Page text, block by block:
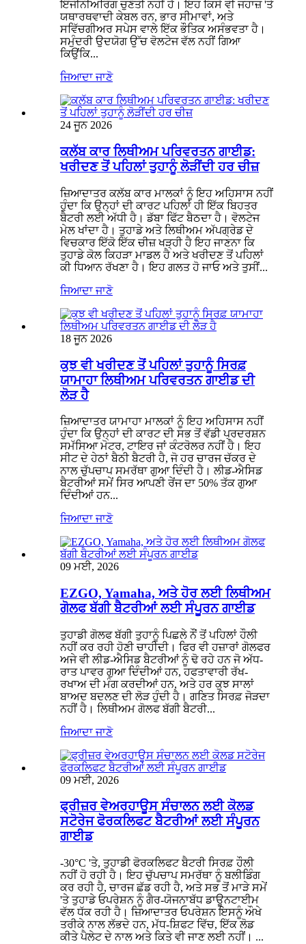
ਇੰਜੀਨੀਅਰਿੰਗ ਚੁਣੌਤੀ ਨਹੀਂ ਹੈ। ਇਹ ਕਿਸੇ ਵੀ ਜਹਾਜ਼ 'ਤੇ
ਯਥਾਰਥਵਾਦੀ ਕੇਬਲ ਰਨ, ਭਾਰ ਸੀਮਾਵਾਂ, ਅਤੇ
ਸਵਿੱਚਗੀਅਰ ਸਪੇਸ ਵਾਲੇ ਇੱਕ ਭੌਤਿਕ ਅਸੰਭਵਤਾ ਹੈ।
ਸਮੁੰਦਰੀ ਉਦਯੋਗ ਉੱਚ ਵੋਲਟੇਜ ਵੱਲ ਨਹੀਂ ਗਿਆ
ਕਿਉਂਕਿ...
ਜਿਆਦਾ ਜਾਣੋ
24 ਜੂਨ 2026
ਕਲੱਬ ਕਾਰ ਲਿਥੀਅਮ ਪਰਿਵਰਤਨ ਗਾਈਡ:
ਖਰੀਦਣ ਤੋਂ ਪਹਿਲਾਂ ਤੁਹਾਨੂੰ ਲੋੜੀਂਦੀ ਹਰ ਚੀਜ਼
ਜ਼ਿਆਦਾਤਰ ਕਲੱਬ ਕਾਰ ਮਾਲਕਾਂ ਨੂੰ ਇਹ ਅਹਿਸਾਸ ਨਹੀਂ
ਹੁੰਦਾ ਕਿ ਉਨ੍ਹਾਂ ਦੀ ਕਾਰਟ ਪਹਿਲਾਂ ਹੀ ਇੱਕ ਬਿਹਤਰ
ਬੈਟਰੀ ਲਈ ਅੱਧੀ ਹੈ। ਡੱਬਾ ਫਿੱਟ ਬੈਠਦਾ ਹੈ। ਵੋਲਟੇਜ
ਮੇਲ ਖਾਂਦਾ ਹੈ। ਤੁਹਾਡੇ ਅਤੇ ਲਿਥੀਅਮ ਅੱਪਗ੍ਰੇਡ ਦੇ
ਵਿਚਕਾਰ ਇੱਕੋ ਇੱਕ ਚੀਜ਼ ਖੜ੍ਹੀ ਹੈ ਇਹ ਜਾਣਨਾ ਕਿ
ਤੁਹਾਡੇ ਕੋਲ ਕਿਹੜਾ ਮਾਡਲ ਹੈ ਅਤੇ ਖਰੀਦਣ ਤੋਂ ਪਹਿਲਾਂ
ਕੀ ਧਿਆਨ ਰੱਖਣਾ ਹੈ। ਇਹ ਗਲਤ ਹੋ ਜਾਓ ਅਤੇ ਤੁਸੀਂ...
ਜਿਆਦਾ ਜਾਣੋ
18 ਜੂਨ 2026
ਕੁਝ ਵੀ ਖਰੀਦਣ ਤੋਂ ਪਹਿਲਾਂ ਤੁਹਾਨੂੰ ਸਿਰਫ਼
ਯਾਮਾਹਾ ਲਿਥੀਅਮ ਪਰਿਵਰਤਨ ਗਾਈਡ ਦੀ
ਲੋੜ ਹੈ
ਜ਼ਿਆਦਾਤਰ ਯਾਮਾਹਾ ਮਾਲਕਾਂ ਨੂੰ ਇਹ ਅਹਿਸਾਸ ਨਹੀਂ
ਹੁੰਦਾ ਕਿ ਉਨ੍ਹਾਂ ਦੀ ਕਾਰਟ ਦੀ ਸਭ ਤੋਂ ਵੱਡੀ ਪ੍ਰਦਰਸ਼ਨ
ਸਮੱਸਿਆ ਮੋਟਰ, ਟਾਇਰ ਜਾਂ ਕੰਟਰੋਲਰ ਨਹੀਂ ਹੈ। ਇਹ
ਸੀਟ ਦੇ ਹੇਠਾਂ ਬੈਠੀ ਬੈਟਰੀ ਹੈ, ਜੋ ਹਰ ਚਾਰਜ ਚੱਕਰ ਦੇ
ਨਾਲ ਚੁੱਪਚਾਪ ਸਮਰੱਥਾ ਗੁਆ ਦਿੰਦੀ ਹੈ। ਲੀਡ-ਐਸਿਡ
ਬੈਟਰੀਆਂ ਸਮੇਂ ਸਿਰ ਆਪਣੀ ਰੇਂਜ ਦਾ 50% ਤੱਕ ਗੁਆ
ਦਿੰਦੀਆਂ ਹਨ...
ਜਿਆਦਾ ਜਾਣੋ
09 ਮਈ, 2026
EZGO, Yamaha, ਅਤੇ ਹੋਰ ਲਈ ਲਿਥੀਅਮ
ਗੋਲਫ ਬੱਗੀ ਬੈਟਰੀਆਂ ਲਈ ਸੰਪੂਰਨ ਗਾਈਡ
ਤੁਹਾਡੀ ਗੋਲਫ ਬੱਗੀ ਤੁਹਾਨੂੰ ਪਿਛਲੇ ਨੌਂ ਤੋਂ ਪਹਿਲਾਂ ਹੌਲੀ
ਨਹੀਂ ਕਰ ਰਹੀ ਹੋਣੀ ਚਾਹੀਦੀ। ਫਿਰ ਵੀ ਹਜ਼ਾਰਾਂ ਗੋਲਫਰ
ਅਜੇ ਵੀ ਲੀਡ-ਐਸਿਡ ਬੈਟਰੀਆਂ ਨੂੰ ਢੋ ਰਹੇ ਹਨ ਜੋ ਅੱਧ-
ਰਾਤ ਪਾਵਰ ਗੁਆ ਦਿੰਦੀਆਂ ਹਨ, ਹਫਤਾਵਾਰੀ ਰੱਖ-
ਰਖਾਅ ਦੀ ਮੰਗ ਕਰਦੀਆਂ ਹਨ, ਅਤੇ ਹਰ ਕੁਝ ਸਾਲਾਂ
ਬਾਅਦ ਬਦਲਣ ਦੀ ਲੋੜ ਹੁੰਦੀ ਹੈ। ਗਣਿਤ ਸਿਰਫ਼ ਜੋੜਦਾ
ਨਹੀਂ ਹੈ। ਲਿਥੀਅਮ ਗੋਲਫ ਬੱਗੀ ਬੈਟਰੀ...
ਜਿਆਦਾ ਜਾਣੋ
09 ਮਈ, 2026
ਫ੍ਰੀਜ਼ਰ ਵੇਅਰਹਾਊਸ ਸੰਚਾਲਨ ਲਈ ਕੋਲਡ
ਸਟੋਰੇਜ ਫੋਰਕਲਿਫਟ ਬੈਟਰੀਆਂ ਲਈ ਸੰਪੂਰਨ
ਗਾਈਡ
-30°C 'ਤੇ, ਤੁਹਾਡੀ ਫੋਰਕਲਿਫਟ ਬੈਟਰੀ ਸਿਰਫ਼ ਹੌਲੀ
ਨਹੀਂ ਹੋ ਰਹੀ ਹੈ। ਇਹ ਚੁੱਪਚਾਪ ਸਮਰੱਥਾ ਨੂੰ ਬਲੀਡਿੰਗ
ਕਰ ਰਹੀ ਹੈ, ਚਾਰਜ ਛੱਡ ਰਹੀ ਹੈ, ਅਤੇ ਸਭ ਤੋਂ ਮਾੜੇ ਸਮੇਂ
'ਤੇ ਤੁਹਾਡੇ ਓਪਰੇਸ਼ਨ ਨੂੰ ਗੈਰ-ਯੋਜਨਾਬੱਧ ਡਾਊਨਟਾਈਮ
ਵੱਲ ਧੱਕ ਰਹੀ ਹੈ। ਜ਼ਿਆਦਾਤਰ ਓਪਰੇਸ਼ਨ ਇਸਨੂੰ ਔਖੇ
ਤਰੀਕੇ ਨਾਲ ਲੱਭਦੇ ਹਨ, ਮੱਧ-ਸ਼ਿਫਟ ਵਿੱਚ, ਇੱਕ ਲੋਡ
ਕੀਤੇ ਪੈਲੇਟ ਦੇ ਨਾਲ ਅਤੇ ਕਿਤੇ ਵੀ ਜਾਣ ਲਈ ਨਹੀਂ। ...